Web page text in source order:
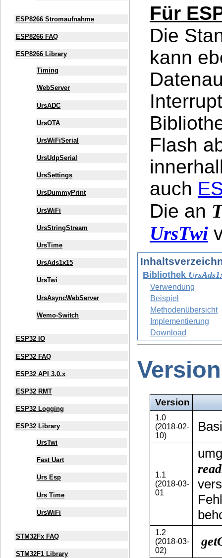
Für
Die
kann
Flash
auch
Die an
UrsTwi
Bibliothek
Verwendung
Beispiel
Methodenübersicht
Implementierung
Download
Version
1.0
(2018-02-
10)
1.1
(2018-03-
01
1.2
(2018-03-
02)
ESP8266 Stromaufnahme
ESP8266 FAQ
ESP8266 Library
Timing
WebServer
UrsADC
UrsOTA
UrsWiFiSerial
UrsUdpSerial
UrsSettings
UrsDummyPrint
UrsWiFi
UrsStringStream
UrsTime
UrsAds1x15
UrsTwi
UrsAsyncWebServer
Wemo-Switch
ESP32 IO
ESP32 FAQ
ESP32 API 3.0.x
ESP32 RMT
ESP32 Logging
ESP32 Library
UrsTwi
Fast Uart
Urs Esp
Urs Time
UrsWiFi
STM32Fx FAQ
STM32F1 Library